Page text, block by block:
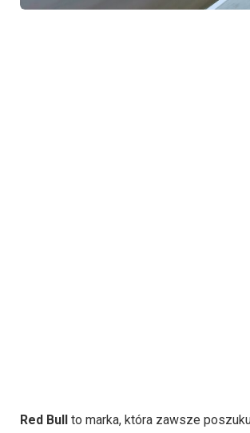
Red Bull to marka, która zawsze